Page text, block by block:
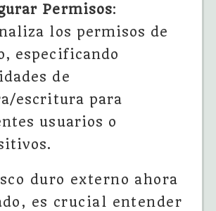
Permisos:
los permisos de
especificando
de
escritura para
usuarios o
duro externo ahora
es crucial entender